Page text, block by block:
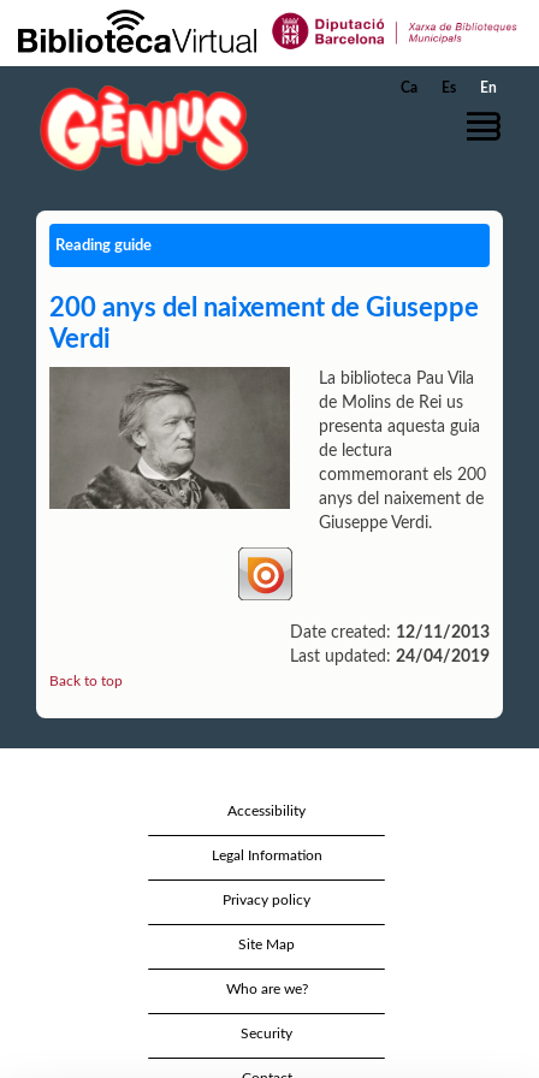
Skip to Main Content
Ca Es En
Reading guide
200 anys del naixement de Giuseppe
Verdi
La biblioteca Pau Vila
de Molins de Rei us
presenta aquesta guia
de lectura
commemorant els 200
anys del naixement de
Giuseppe Verdi.
Date created: 12/11/2013
Last updated: 24/04/2019
Back to top
Accessibility
Legal Information
Privacy policy
Site Map
Who are we?
Security